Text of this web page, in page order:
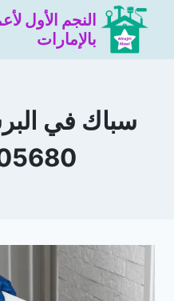
التجاوز
المحتوى
النجم الأول
بالإمارات
سباك في